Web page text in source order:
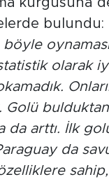
kurgusuna
bulundu:
olarak
Golü
da arttı. İlk
da